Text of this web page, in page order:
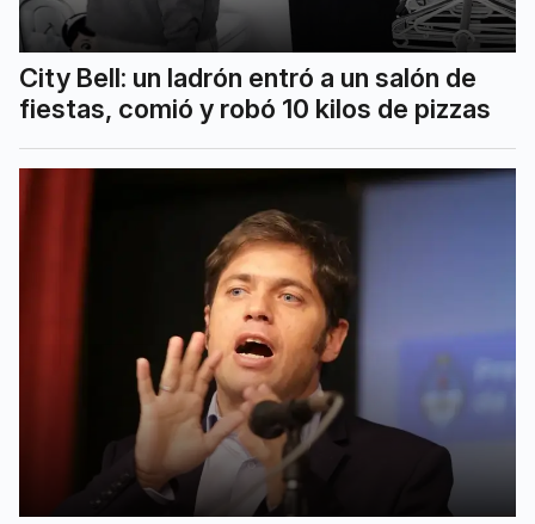
City Bell: un ladrón entró a un salón de
fiestas, comió y robó 10 kilos de pizzas